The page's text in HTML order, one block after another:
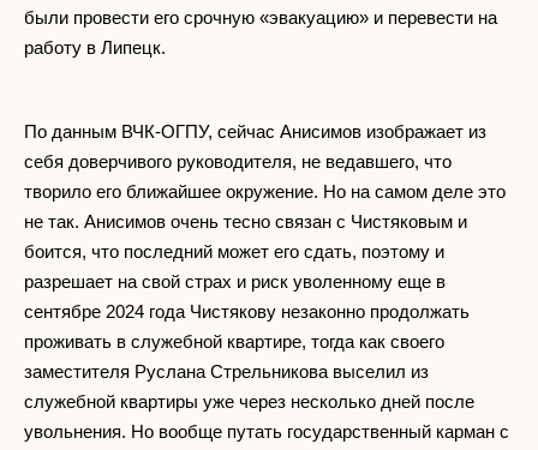
были провести его срочную «эвакуацию» и перевести на
работу в Липецк.
По данным ВЧК-ОГПУ, сейчас Анисимов изображает из
себя доверчивого руководителя, не ведавшего, что
творило его ближайшее окружение. Но на самом деле это
не так. Анисимов очень тесно связан с Чистяковым и
боится, что последний может его сдать, поэтому и
разрешает на свой страх и риск уволенному еще в
сентябре 2024 года Чистякову незаконно продолжать
проживать в служебной квартире, тогда как своего
заместителя Руслана Стрельникова выселил из
служебной квартиры уже через несколько дней после
увольнения. Но вообще путать государственный карман с